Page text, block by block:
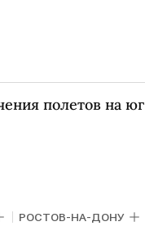
полетов на юг
РОСТОВ-НА-ДОНУ